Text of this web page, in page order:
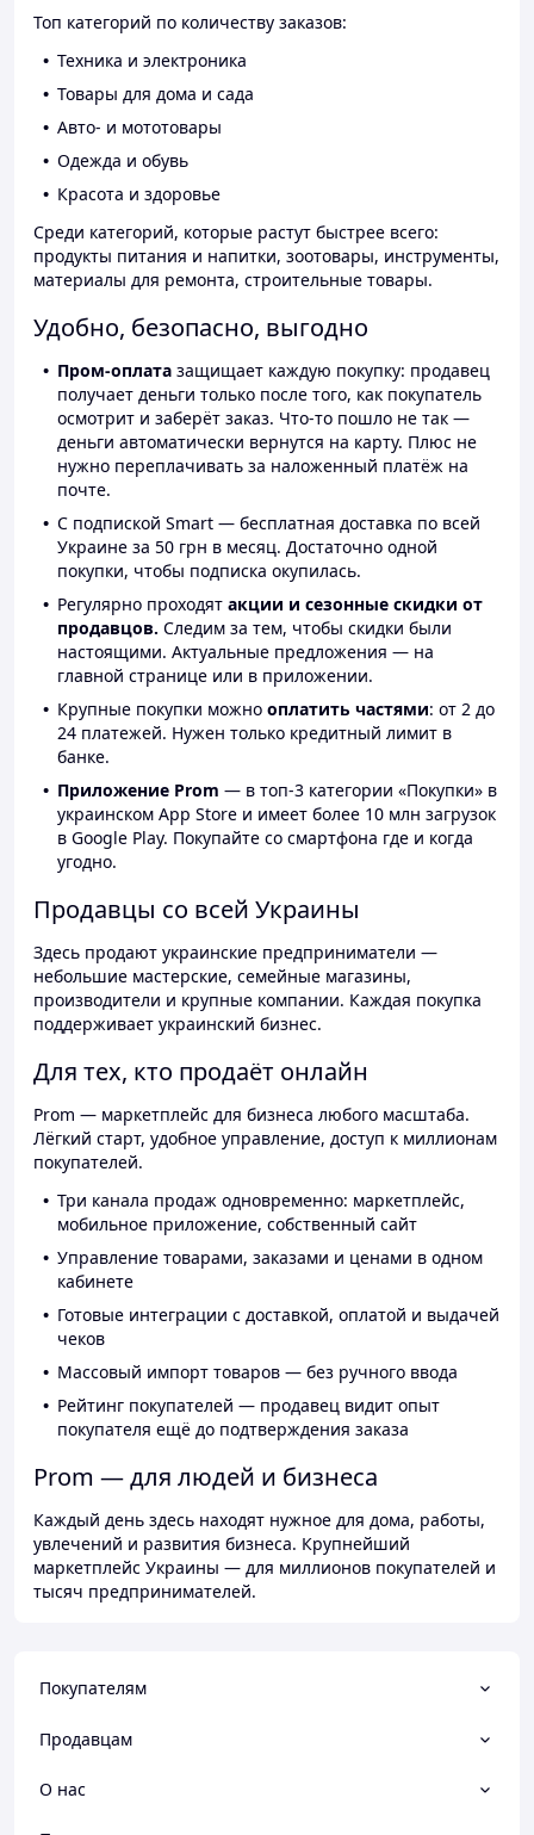
Топ категорий по количеству заказов:
Техника и электроника
Товары для дома и сада
Авто- и мототовары
Одежда и обувь
Красота и здоровье
Среди категорий, которые растут быстрее всего:
продукты питания и напитки, зоотовары, инструменты,
материалы для ремонта, строительные товары.
Удобно, безопасно, выгодно
Пром-оплата защищает каждую покупку: продавец
получает деньги только после того, как покупатель
осмотрит и заберёт заказ. Что-то пошло не так —
деньги автоматически вернутся на карту. Плюс не
нужно переплачивать за наложенный платёж на
почте.
С подпиской Smart — бесплатная доставка по всей
Украине за 50 грн в месяц. Достаточно одной
покупки, чтобы подписка окупилась.
Регулярно проходят акции и сезонные скидки от
продавцов. Следим за тем, чтобы скидки были
настоящими. Актуальные предложения — на
главной странице или в приложении.
Крупные покупки можно оплатить частями: от 2 до
24 платежей. Нужен только кредитный лимит в
банке.
Приложение Prom — в топ-3 категории «Покупки» в
украинском App Store и имеет более 10 млн загрузок
в Google Play. Покупайте со смартфона где и когда
угодно.
Продавцы со всей Украины
Здесь продают украинские предприниматели —
небольшие мастерские, семейные магазины,
производители и крупные компании. Каждая покупка
поддерживает украинский бизнес.
Для тех, кто продаёт онлайн
Prom — маркетплейс для бизнеса любого масштаба.
Лёгкий старт, удобное управление, доступ к миллионам
покупателей.
Три канала продаж одновременно: маркетплейс,
мобильное приложение, собственный сайт
Управление товарами, заказами и ценами в одном
кабинете
Готовые интеграции с доставкой, оплатой и выдачей
чеков
Массовый импорт товаров — без ручного ввода
Рейтинг покупателей — продавец видит опыт
покупателя ещё до подтверждения заказа
Prom — для людей и бизнеса
Каждый день здесь находят нужное для дома, работы,
увлечений и развития бизнеса. Крупнейший
маркетплейс Украины — для миллионов покупателей и
тысяч предпринимателей.
Покупателям
Продавцам
О нас